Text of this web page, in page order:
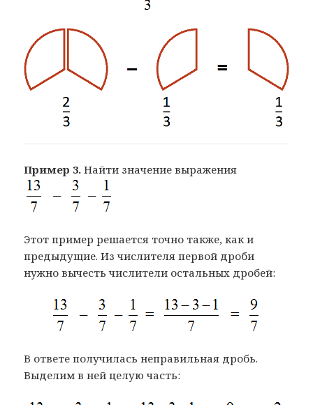
Пример 3. Найти значение выражения
Этот пример решается точно также, как и
предыдущие. Из числителя первой дроби
нужно вычесть числители остальных дробей:
В ответе получилась неправильная дробь.
Выделим в ней целую часть: